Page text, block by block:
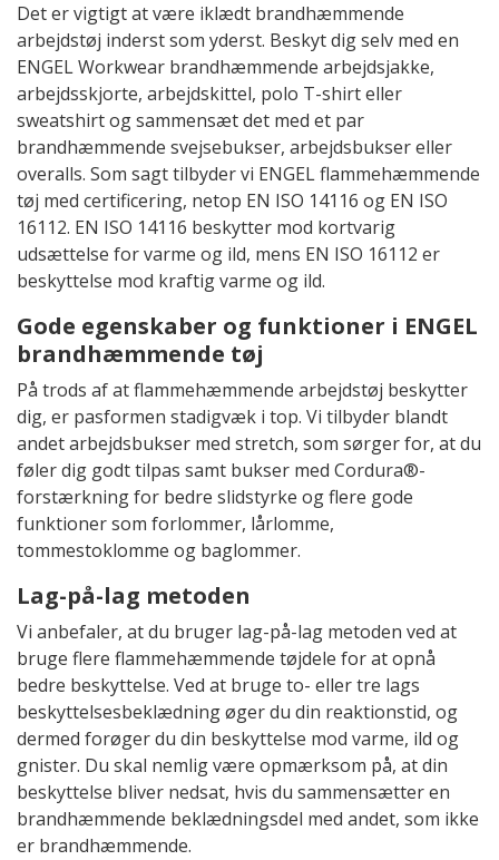
Det er vigtigt at være iklædt brandhæmmende
arbejdstøj inderst som yderst. Beskyt dig selv med en
ENGEL Workwear brandhæmmende arbejdsjakke,
arbejdsskjorte, arbejdskittel, polo T-shirt eller
sweatshirt og sammensæt det med et par
brandhæmmende svejsebukser, arbejdsbukser eller
overalls. Som sagt tilbyder vi ENGEL flammehæmmende
tøj med certificering, netop EN ISO 14116 og EN ISO
16112. EN ISO 14116 beskytter mod kortvarig
udsættelse for varme og ild, mens EN ISO 16112 er
beskyttelse mod kraftig varme og ild.
Gode egenskaber og funktioner i ENGEL
brandhæmmende tøj
På trods af at flammehæmmende arbejdstøj beskytter
dig, er pasformen stadigvæk i top. Vi tilbyder blandt
andet arbejdsbukser med stretch, som sørger for, at du
føler dig godt tilpas samt bukser med Cordura®-
forstærkning for bedre slidstyrke og flere gode
funktioner som forlommer, lårlomme,
tommestoklomme og baglommer.
Lag-på-lag metoden
Vi anbefaler, at du bruger lag-på-lag metoden ved at
bruge flere flammehæmmende tøjdele for at opnå
bedre beskyttelse. Ved at bruge to- eller tre lags
beskyttelsesbeklædning øger du din reaktionstid, og
dermed forøger du din beskyttelse mod varme, ild og
gnister. Du skal nemlig være opmærksom på, at din
beskyttelse bliver nedsat, hvis du sammensætter en
brandhæmmende beklædningsdel med andet, som ikke
er brandhæmmende.